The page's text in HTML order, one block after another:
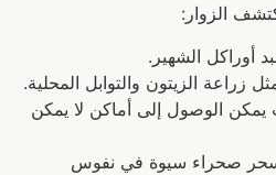
الزوار:
أوراكل الشهير.
زراعة الزيتون والتوابل المحلية.
الوصول إلى أماكن لا يمكن
سحر صحراء سيوة في نفوس